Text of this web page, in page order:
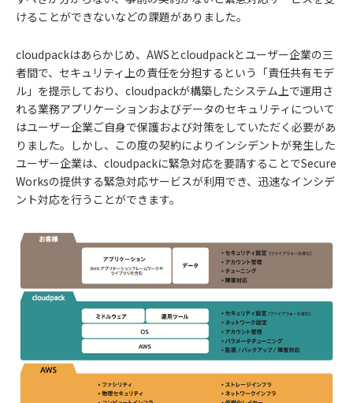
けることができないなどの課題がありました。
cloudpackはあらかじめ、AWSとcloudpackとユーザー企業の三
者間で、セキュリティ上の責任を分担するという「責任共有モデ
ル」を提示しており、cloudpackが構築したシステム上で運用さ
れる業務アプリケーションおよびデータのセキュリティについて
はユーザー企業ご自身で保護および対策をしていただく必要があ
りました。しかし、この度の契約によりインシデントが発生した
ユーザー企業は、cloudpackに緊急対応を要請することでSecure
Worksの提供する緊急対応サービスが利用でき、迅速なインシデ
ント対応を行うことができます。